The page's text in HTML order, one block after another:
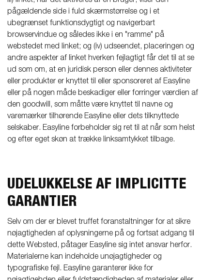
pågældende side i fuld skærmstørrelse og i et
ubegrænset funktionsdygtigt og navigerbart
browservindue og således ikke i en "ramme" på
webstedet med linket; og (iv) udseendet, placeringen og
andre aspekter af linket hverken fejlagtigt får det til at se
ud som om, at en juridisk person eller dennes aktiviteter
eller produkter er knyttet til eller sponsoreret af Easyline
eller på nogen måde beskadiger eller forringer værdien af
den goodwill, som måtte være knyttet til navne og
varemærker tilhørende Easyline eller dets tilknyttede
selskaber. Easyline forbeholder sig ret til at når som helst
og efter eget skøn at trække linksamtykket tilbage.
UDELUKKELSE AF IMPLICITTE
GARANTIER
Selv om der er blevet truffet foranstaltninger for at sikre
nøjagtigheden af oplysningerne på og fortsat adgang til
dette Websted, påtager Easyline sig intet ansvar herfor.
Materialerne kan indeholde unøjagtigheder og
typografiske fejl. Easyline garanterer ikke for